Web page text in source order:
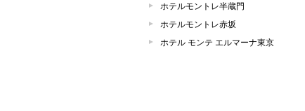
ホテルモントレ半蔵門
ホテルモントレ赤坂
ホテル モンテ エルマーナ東京